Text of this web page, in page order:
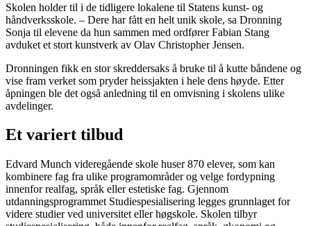
Skolen holder til i de tidligere lokalene til Statens kunst- og
håndverksskole. – Dere har fått en helt unik skole, sa Dronning
Sonja til elevene da hun sammen med ordfører Fabian Stang
avduket et stort kunstverk av Olav Christopher Jensen.
Dronningen fikk en stor skreddersaks å bruke til å kutte båndene og
vise fram verket som pryder heissjakten i hele dens høyde. Etter
åpningen ble det også anledning til en omvisning i skolens ulike
avdelinger.
Et variert tilbud
Edvard Munch videregående skole huser 870 elever, som kan
kombinere fag fra ulike programområder og velge fordypning
innenfor realfag, språk eller estetiske fag. Gjennom
utdanningsprogrammet Studiespesialisering legges grunnlaget for
videre studier ved universitet eller høgskole. Skolen tilbyr